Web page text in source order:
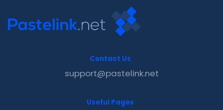
Contact Us
support@pastelink.net
Useful Pages